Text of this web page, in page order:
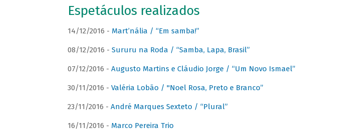
Espetáculos realizados
14/12/2016 - Mart’nália / “Em samba!”
08/12/2016 - Sururu na Roda / “Samba, Lapa, Brasil”
07/12/2016 - Augusto Martins e Cláudio Jorge / “Um Novo Ismael”
30/11/2016 - Valéria Lobão / "Noel Rosa, Preto e Branco”
23/11/2016 - André Marques Sexteto / “Plural”
16/11/2016 - Marco Pereira Trio